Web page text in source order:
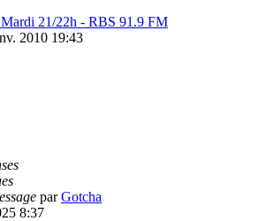
21/22h - RBS 91.9 FM
2010 19:43
parGotcha
8:37